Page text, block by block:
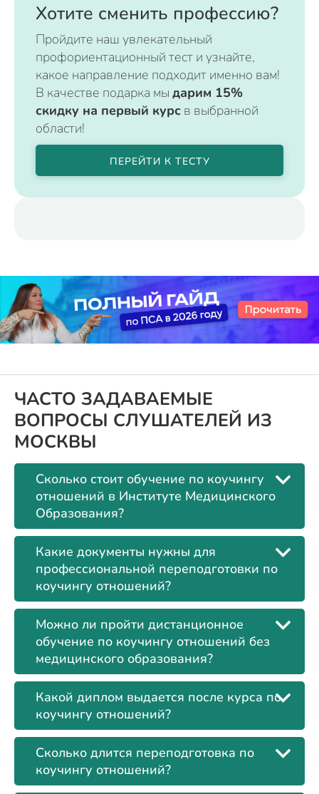
Хотите сменить профессию?
Пройдите наш увлекательный
профориентационный тест и узнайте,
какое направление подходит именно вам!
В качестве подарка мы дарим 15%
скидку на первый курс в выбранной
области!
ПЕРЕЙТИ К ТЕСТУ
ЧАСТО ЗАДАВАЕМЫЕ
ВОПРОСЫ СЛУШАТЕЛЕЙ ИЗ
МОСКВЫ
Сколько стоит обучение по коучингу
отношений в Институте Медицинского
Образования?
Какие документы нужны для
профессиональной переподготовки по
коучингу отношений?
Можно ли пройти дистанционное
обучение по коучингу отношений без
медицинского образования?
Какой диплом выдается после курса по
коучингу отношений?
Сколько длится переподготовка по
коучингу отношений?